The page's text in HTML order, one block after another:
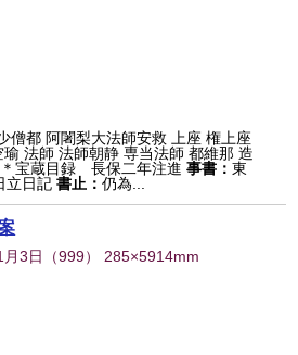
僧都 阿闍梨大法師安救 上座 権上座
法師 法師朝静 専当法師 都維那 造
＊宝蔵目録 長保二年注進 事書：東
立日記 書止：仍為...
3日 （999） 285×5914mm